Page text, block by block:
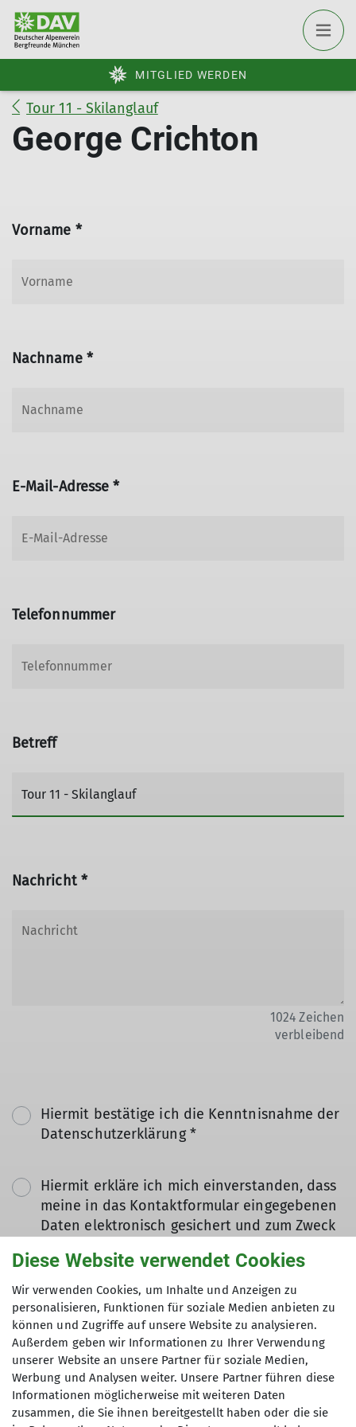
MITGLIED WERDEN
Tour 11 - Skilanglauf
George Crichton
Vorname *
Nachname *
E-Mail-Adresse *
Telefonnummer
Betreff
Nachricht *
1024 Zeichen
verbleibend
Hiermit bestätige ich die Kenntnisnahme der
Datenschutzerklärung *
Hiermit erkläre ich mich einverstanden, dass
meine in das Kontaktformular eingegebenen
Daten elektronisch gesichert und zum Zweck
genutzt werden. Mir ist bekannt, dass ich
meine Einwilligung jederzeit wiederrufen
kann. *
Mit (*) markierte Felder
sind Pflichtfelder
Absenden
Diese Website verwendet Cookies
Wir verwenden Cookies, um Inhalte und Anzeigen zu
personalisieren, Funktionen für soziale Medien anbieten zu
können und Zugriffe auf unsere Website zu analysieren.
Außerdem geben wir Informationen zu Ihrer Verwendung
unserer Website an unsere Partner für soziale Medien,
Werbung und Analysen weiter. Unsere Partner führen diese
Informationen möglicherweise mit weiteren Daten
zusammen, die Sie ihnen bereitgestellt haben oder die sie